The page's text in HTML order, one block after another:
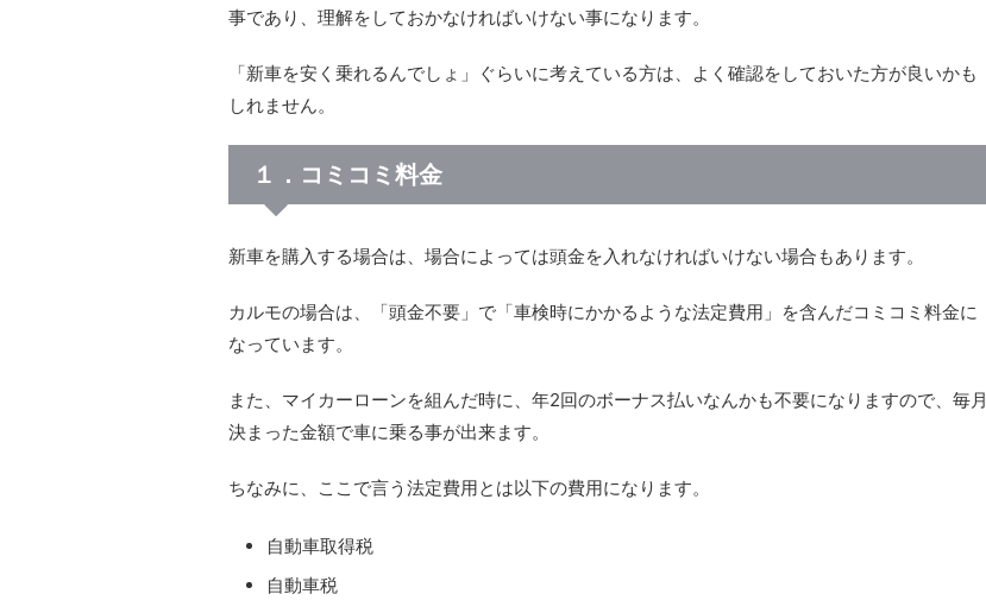
事であり、理解をしておかなければいけない事になります。
「新車を安く乗れるんでしょ」ぐらいに考えている方は、よく確認をしておいた方が良いかも
しれません。
１．コミコミ料金
新車を購入する場合は、場合によっては頭金を入れなければいけない場合もあります。
カルモの場合は、「頭金不要」で「車検時にかかるような法定費用」を含んだコミコミ料金に
なっています。
また、マイカーローンを組んだ時に、年2回のボーナス払いなんかも不要になりますので、毎月
決まった金額で車に乗る事が出来ます。
ちなみに、ここで言う法定費用とは以下の費用になります。
自動車取得税
自動車税